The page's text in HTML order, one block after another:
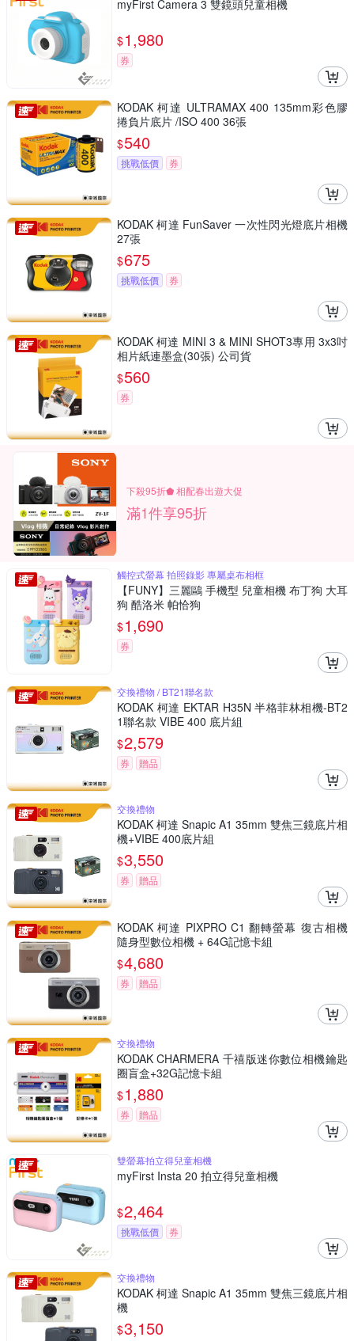
myFirst Camera 3 雙鏡頭兒童相機
$1,980
券
KODAK 柯達 ULTRAMAX 400 135mm彩色膠
捲負片底片 /ISO 400 36張
$540
挑戰低價 券
KODAK 柯達 FunSaver 一次性閃光燈底片相機
27張
$675
挑戰低價 券
KODAK 柯達 MINI 3 & MINI SHOT3專用 3x3吋
相片紙連墨盒(30張) 公司貨
$560
券
下殺95折⬟ 相配春出遊大促
滿1件享95折
觸控式螢幕 拍照錄影 專屬桌布相框
【FUNY】三麗鷗 手機型 兒童相機 布丁狗 大耳
狗 酷洛米 帕恰狗
$1,690
券
交換禮物 / BT21聯名款
KODAK 柯達 EKTAR H35N 半格菲林相機-BT2
1聯名款 VIBE 400 底片組
$2,579
券 贈品
交換禮物
KODAK 柯達 Snapic A1 35mm 雙焦三鏡底片相
機+VIBE 400底片組
$3,550
券 贈品
KODAK 柯達 PIXPRO C1 翻轉螢幕 復古相機
隨身型數位相機 + 64G記憶卡組
$4,680
券 贈品
交換禮物
KODAK CHARMERA 千禧版迷你數位相機鑰匙
圈盲盒+32G記憶卡組
$1,880
券 贈品
雙螢幕拍立得兒童相機
myFirst Insta 20 拍立得兒童相機
$2,464
挑戰低價 券
交換禮物
KODAK 柯達 Snapic A1 35mm 雙焦三鏡底片相
機
$3,150